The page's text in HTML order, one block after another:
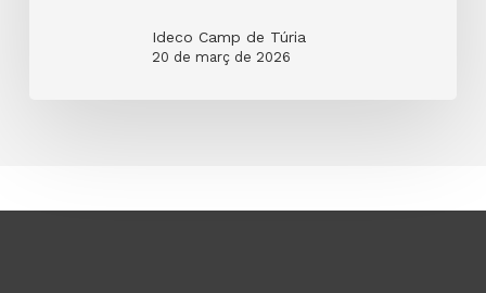
Ideco Camp de Túria
20 de març de 2026